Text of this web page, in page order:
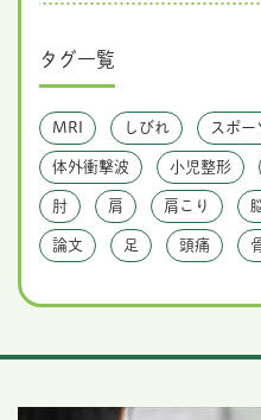
タグ一覧
MRI しびれ スポー
体外衝撃波 小児整形
肘 肩 肩こり
論文 足 頭痛